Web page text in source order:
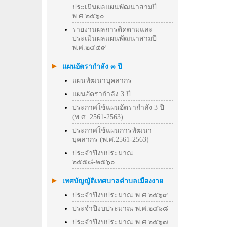
ประเมินผลแผนพัฒนาสามปี
พ.ศ.๒๕๖๐
รายงานผลการติดตามและ
ประเมินผลแผนพัฒนาสามปี
พ.ศ.๒๕๕๙
แผนอัตรากำลัง ๓ ปี
แผนพัฒนาบุคลากร
แผนอัตรากำลัง 3 ปี.
ประกาศใช้แผนอัตรากำลัง 3 ปี
(พ.ศ. 2561-2563)
ประกาศใช้แผนการพัฒนา
บุคลากร (พ.ศ.2561-2563)
ประจำปีงบประมาณ
๒๕๕๘-๒๕๖๐
เทศบัญญัติเทศบาลตำบลเมืองงาย
ประจำปีงบประมาณ พ.ศ.๒๕๖๙
ประจำปีงบประมาณ พ.ศ.๒๕๖๘
ประจำปีงบประมาณ พ.ศ.๒๕๖๗